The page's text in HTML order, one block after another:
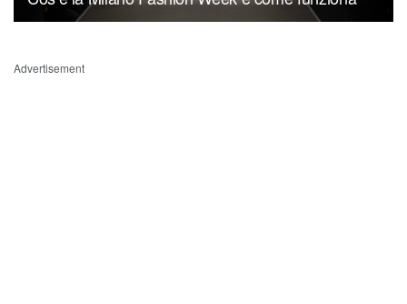
Advertisement